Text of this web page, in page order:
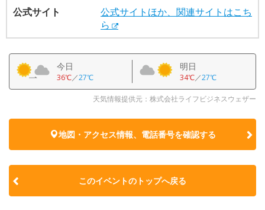
公式サイト
公式サイトほか、関連サイトはこち
ら
今日
36℃／27℃
明日
34℃／27℃
天気情報提供元：株式会社ライフビジネスウェザー
地図・アクセス情報、電話番号を確認する
このイベントのトップへ戻る